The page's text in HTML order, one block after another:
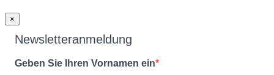
×
Newsletteranmeldung
Geben Sie Ihren Vornamen ein